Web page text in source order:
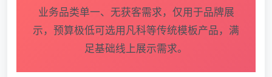
业务品类单一、无获客需求，仅用于品牌展
示，预算极低可选用凡科等传统模板产品，满
足基础线上展示需求。